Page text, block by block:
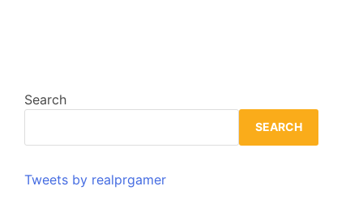
Search
SEARCH
Tweets by realprgamer